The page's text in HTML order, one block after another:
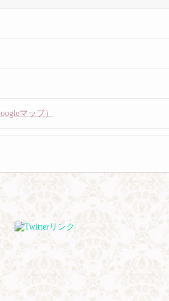
マップ）